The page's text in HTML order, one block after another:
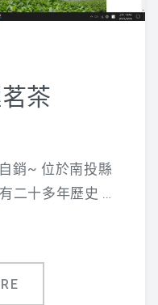
茶
銷~ 位於南投縣
二十多年歷史 …